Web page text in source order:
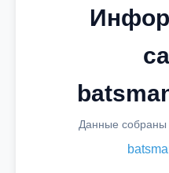
Данные собраны